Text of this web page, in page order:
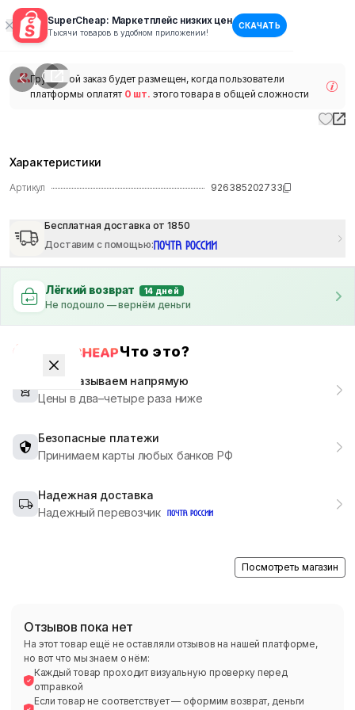
SuperCheap: Маркетплейс низких цен
Тысячи товаров в удобном приложении!
СКАЧАТЬ
1/
Групповой заказ будет размещен, когда пользователи
платформы оплатят 0 шт. этого товара в общей сложности
Характеристики
Артикул 926385202733
Бесплатная доставка от 1850
Доставим с помощью:
Лёгкий возврат 14 дней
Не подошло — вернём деньги
Что это?
Мы заказываем напрямую
Цены в два–четыре раза ниже
Безопасные платежи
Принимаем карты любых банков РФ
Надежная доставка
Надежный перевозчик
Посмотреть магазин
Отзывов пока нет
На этот товар ещё не оставляли отзывов на нашей платформе,
но вот что мы знаем о нём:
Каждый товар проходит визуальную проверку перед
отправкой
Если товар не соответствует — оформим возврат, деньги